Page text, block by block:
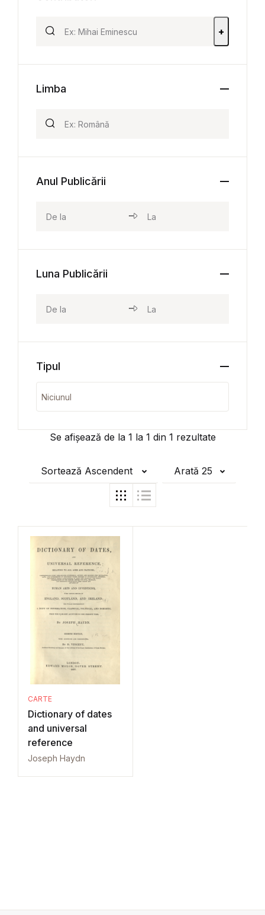
Se afișează de la 1 la 1 din 1 rezultate
Sortează Ascendent Arată 25
CARTE
Dictionary of dates
and universal
reference
Joseph Haydn
+
Limba
Anul Publicării
Luna Publicării
Tipul